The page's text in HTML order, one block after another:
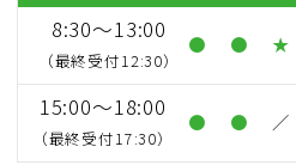
8:30～13:00
（最終受付12:30）
● ● ★
15:00～18:00
（最終受付17:30）
● ● ／